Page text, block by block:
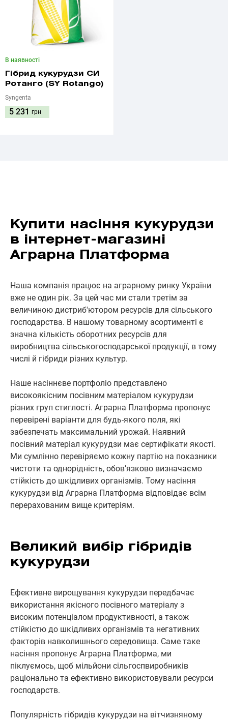
В наявності
Гібрид кукурудзи СИ
Ротанго (SY Rotango)
Syngenta
5 231 грн
Купити насіння кукурудзи
в інтернет-магазині
Аграрна Платформа
Наша компанія працює на аграрному ринку України
вже не один рік. За цей час ми стали третім за
величиною дистриб'ютором ресурсів для сільського
господарства. В нашому товарному асортименті є
значна кількість оборотних ресурсів для
виробництва сільськогосподарської продукції, в тому
числі й гібриди різних культур.
Наше насіннєве портфоліо представлено
високоякісним посівним матеріалом кукурудзи
різних груп стиглості. Аграрна Платформа пропонує
перевірені варіанти для будь-якого поля, які
забезпечать максимальний урожай. Наявний
посівний матеріал кукурудзи має сертифікати якості.
Ми сумлінно перевіряємо кожну партію на показники
чистоти та однорідність, обов’язково визначаємо
стійкість до шкідливих організмів. Тому насіння
кукурудзи від Аграрна Платформа відповідає всім
перерахованим вище критеріям.
Великий вибір гібридів
кукурудзи
Ефективне вирощування кукурудзи передбачає
використання якісного посівного матеріалу з
високим потенціалом продуктивності, а також
стійкістю до шкідливих організмів та негативних
факторів навколишнього середовища. Саме таке
насіння пропонує Аграрна Платформа, ми
піклуємось, щоб мільйони сільгоспвиробників
раціонально та ефективно використовували ресурси
господарств.
Популярність гібридів кукурудзи на вітчизняному